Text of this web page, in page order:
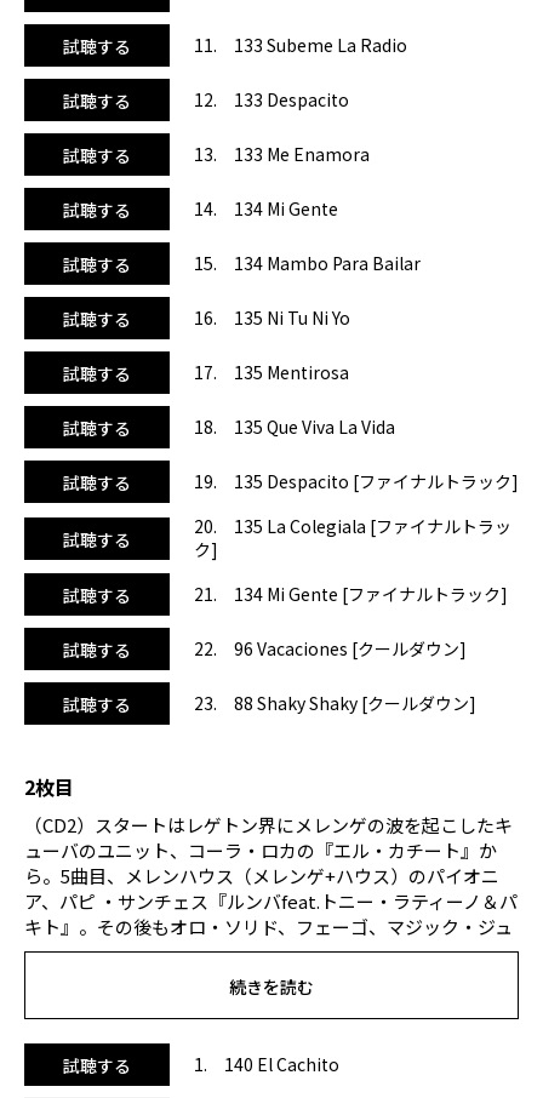
も言える『La Bamba』『Mas Macarenas』『Carnaval』が
新しいリミックスで繰り出されます。これにはレッスンしな
がら思わずにやけてしまいます！CD2はBPM140～157の軽
快なメレンゲミックスです。クールダウンにはレゲトンとサ
ルサが使われています。満足度200%です！
試聴する 11. 133 Subeme La Radio
試聴する 12. 133 Despacito
試聴する 13. 133 Me Enamora
試聴する 14. 134 Mi Gente
試聴する 15. 134 Mambo Para Bailar
試聴する 16. 135 Ni Tu Ni Yo
試聴する 17. 135 Mentirosa
試聴する 18. 135 Que Viva La Vida
試聴する 19. 135 Despacito [ファイナルトラック]
試聴する
20. 135 La Colegiala [ファイナルトラッ
ク]
試聴する
21. 134 Mi Gente [ファイナルトラック]
試聴する 22. 96 Vacaciones [クールダウン]
試聴する 23. 88 Shaky Shaky [クールダウン]
2枚目
（CD2）スタートはレゲトン界にメレンゲの波を起こしたキ
ューバのユニット、コーラ・ロカの『エル・カチート』か
ら。5曲目、メレンハウス（メレンゲ+ハウス）のパイオニ
ア、パピ ・サンチェス『ルンバfeat.トニー・ラティーノ＆パ
キト』。その後もオロ・ソリド、フェーゴ、マジック・ジュ
アン等、ラテン好きを唸らせる陽気で楽しい曲が満載です！
クールダウンは2017リリースの大ヒット曲、ニッキー・ジャ
ムの『エル・アマンテ』とエンリケ・イグレシアス『スベ
スエアロにもオススメ！BPMは140～160と徐々に上昇。全
体的に軽快で明るいラテンのリズムが楽しめます。
続きを読む
試聴する 1. 140 El Cachito